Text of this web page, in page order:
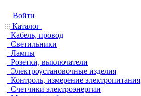
Войти
Каталог
Кабель, провод
Светильники
Лампы
Розетки, выключатели
Электроустановочные изделия
Контроль, измерение электропитания
Счетчики электроэнергии